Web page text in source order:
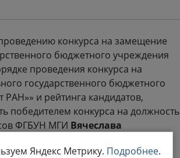
конкурса на замещение
бюджетного учреждения
проведения конкурса на
государственного бюджетного
и рейтинга кандидатов,
победителем конкурса на должность
ФГБУН МГИ Вячеслава
Яндекс Метрику. Подробнее.